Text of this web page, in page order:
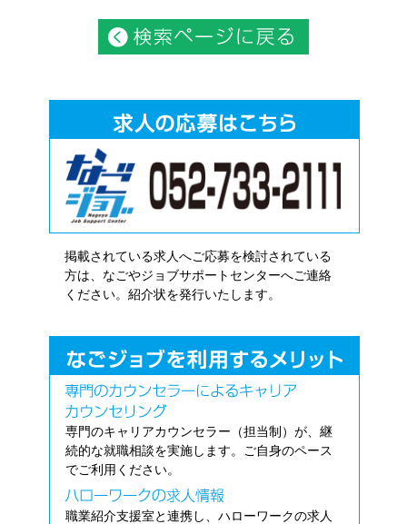
掲載されている求人へご応募を検討されている
方は、なごやジョブサポートセンターへご連絡
ください。紹介状を発行いたします。
専門のキャリアカウンセラー（担当制）が、継
続的な就職相談を実施します。ご自身のペース
でご利用ください。
職業紹介支援室と連携し、ハローワークの求人